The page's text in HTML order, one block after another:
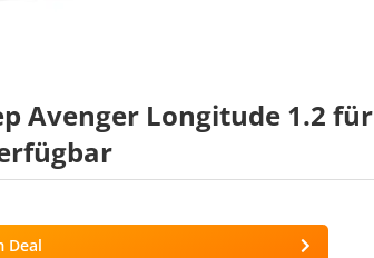
Avenger Longitude 1.2 für
Deal